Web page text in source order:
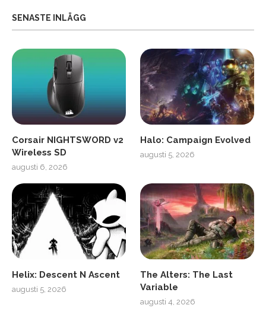
SENASTE INLÄGG
Corsair NIGHTSWORD v2
Wireless SD
augusti 6, 2026
Halo: Campaign Evolved
augusti 5, 2026
Helix: Descent N Ascent
augusti 5, 2026
The Alters: The Last
Variable
augusti 4, 2026